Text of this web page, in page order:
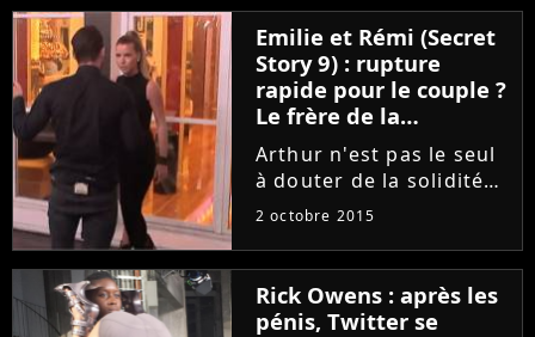
présentait sa nouvelle
collection pour Balmain.
Et il avait fait appel à
ses...
Emilie et Rémi (Secret
Story 9) : rupture
rapide pour le couple ?
Le frère de la
candidate répond
Arthur n'est pas le seul
à douter de la solidité
du couple "Rémilie".
jumeaux Emilie et Loïc,
Rémi et la belle
Marseillaise pourraient
2 octobre 2015
Rick Owens : après les
pénis, Twitter se